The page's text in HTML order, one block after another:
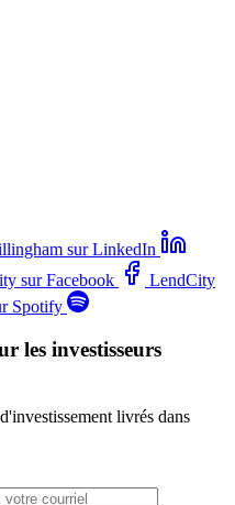
sur LinkedIn
sur Facebook
LendCity
Spotify
les investisseurs
livrés dans